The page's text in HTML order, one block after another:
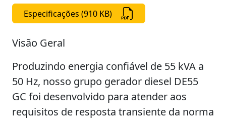
Especificações (910 KB)
Visão Geral
Produzindo energia confiável de 55 kVA a
50 Hz, nosso grupo gerador diesel DE55
GC foi desenvolvido para atender aos
requisitos de resposta transiente da norma